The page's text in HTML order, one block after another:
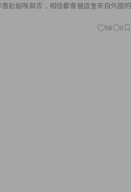
歡貓咪與否，相信都會被這隻來自外國的
58 0